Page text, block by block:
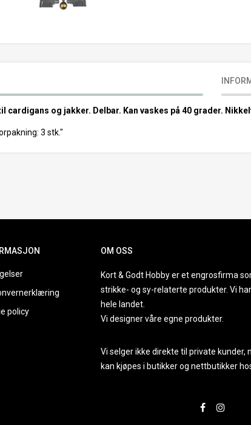
cardigans og jakker. Delbar. Kan vaskes på 40 grader.
3 stk."
policy
OM OSS
Kort & Godt Hobby er et engrosfirma
strikke- og sy-relaterte produkter. Vi
hele landet.
Vi designer våre egne produkter.
Vi selger ikke direkte til private kunder,
kan kjøpes i butikker og nettbutikker